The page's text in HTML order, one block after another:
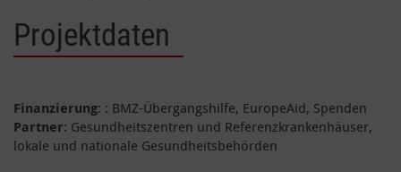
Projektdaten
Finanzierung: : BMZ-Übergangshilfe, EuropeAid, Spenden
Partner: Gesundheitszentren und Referenzkrankenhäuser,
lokale und nationale Gesundheitsbehörden